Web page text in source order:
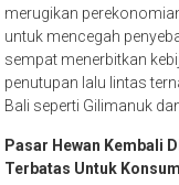
merugikan
untuk mencegah
sempat menerbitkan
penutupan lalu lintas
Bali seperti Gilimanuk
Pasar Hewan Kembali
Terbatas Untuk